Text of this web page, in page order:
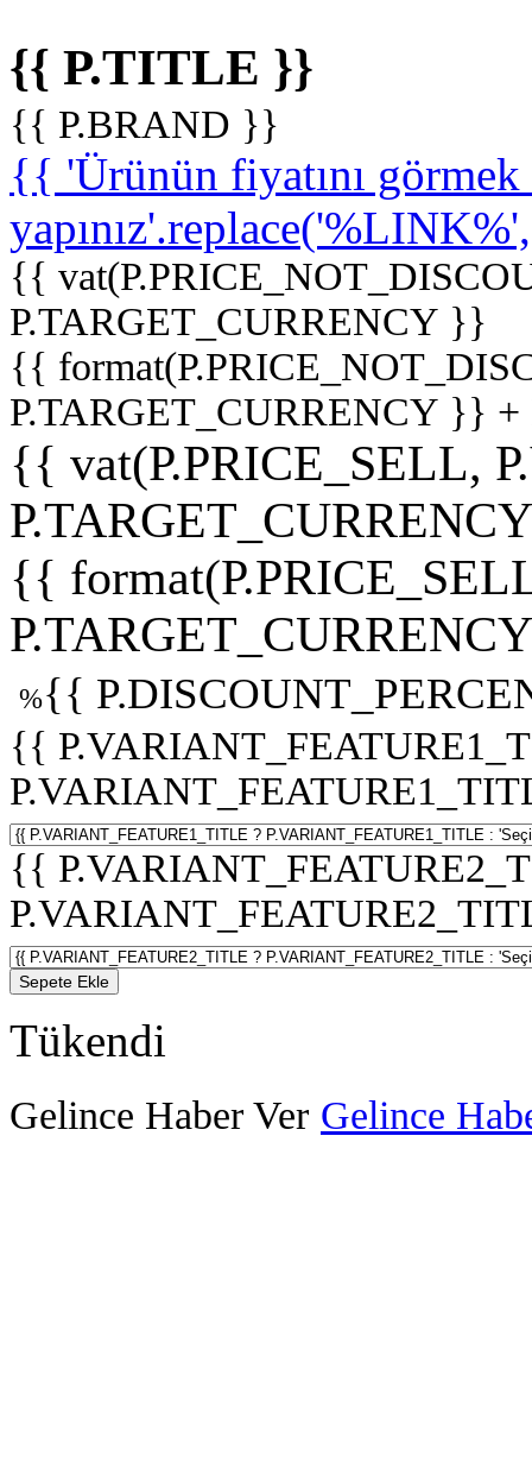
{{ P.TITLE }}
{{ P.BRAND }}
{{ 'Ürünün fiyatını
{{
P.TARGET_CURRENCY }}
{{
P.TARGET_CURRENCY }}
{{ vat(P.PRICE_SELL,
{{
%{{
{{
{{
Sepete Ekle
Tükendi
Gelince Haber Ver Gelince